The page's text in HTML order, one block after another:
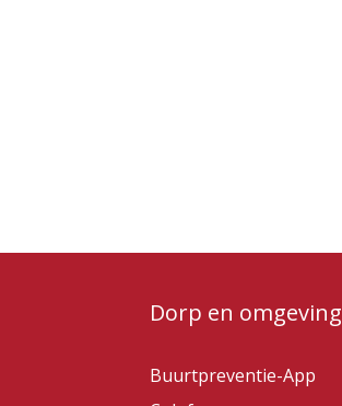
Dorp en omgeving
Buurtpreventie-App